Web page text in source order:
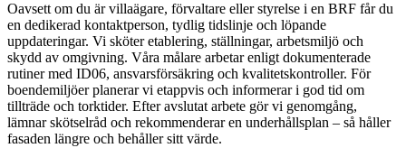
Oavsett om du är villaägare, förvaltare eller styrelse i en BRF får du
en dedikerad kontaktperson, tydlig tidslinje och löpande
uppdateringar. Vi sköter etablering, ställningar, arbetsmiljö och
skydd av omgivning. Våra målare arbetar enligt dokumenterade
rutiner med ID06, ansvarsförsäkring och kvalitetskontroller. För
boendemiljöer planerar vi etappvis och informerar i god tid om
tillträde och torktider. Efter avslutat arbete gör vi genomgång,
lämnar skötselråd och rekommenderar en underhållsplan – så håller
fasaden längre och behåller sitt värde.